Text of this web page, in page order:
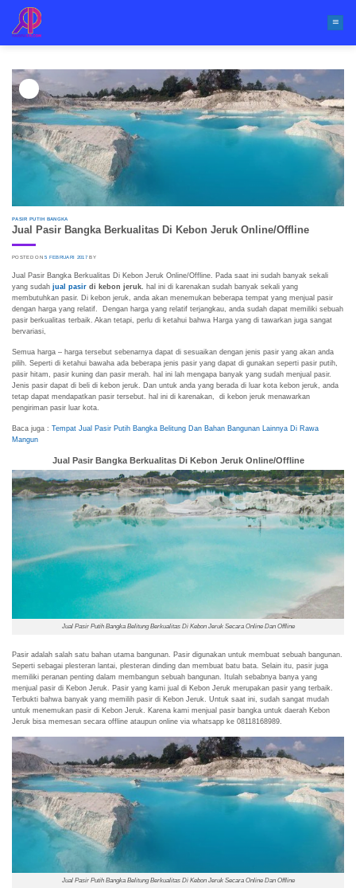
content
PASIR PUTIH BANGKA
Jual Pasir Bangka Berkualitas Di Kebon Jeruk Online/Offline
POSTED ON5 FEBRUARI 2017 BY
Jual Pasir Bangka Berkualitas Di Kebon Jeruk Online/Offline. Pada saat ini sudah banyak sekali
yang sudah jual pasir di kebon jeruk. hal ini di karenakan sudah banyak sekali yang
membutuhkan pasir. Di kebon jeruk, anda akan menemukan beberapa tempat yang menjual pasir
dengan harga yang relatif. Dengan harga yang relatif terjangkau, anda sudah dapat memiliki sebuah
pasir berkualitas terbaik. Akan tetapi, perlu di ketahui bahwa Harga yang di tawarkan juga sangat
bervariasi,
Semua harga – harga tersebut sebenarnya dapat di sesuaikan dengan jenis pasir yang akan anda
pilih. Seperti di ketahui bawaha ada beberapa jenis pasir yang dapat di gunakan seperti pasir putih,
pasir hitam, pasir kuning dan pasir merah. hal ini lah mengapa banyak yang sudah menjual pasir.
Jenis pasir dapat di beli di kebon jeruk. Dan untuk anda yang berada di luar kota kebon jeruk, anda
tetap dapat mendapatkan pasir tersebut. hal ini di karenakan, di kebon jeruk menawarkan
pengiriman pasir luar kota.
Baca juga : Tempat Jual Pasir Putih Bangka Belitung Dan Bahan Bangunan Lainnya Di Rawa
Mangun
Jual Pasir Bangka Berkualitas Di Kebon Jeruk Online/Offline
Jual Pasir Putih Bangka Belitung Berkualitas Di Kebon Jeruk Secara Online Dan Offline
Pasir adalah salah satu bahan utama bangunan. Pasir digunakan untuk membuat sebuah bangunan.
Seperti sebagai plesteran lantai, plesteran dinding dan membuat batu bata. Selain itu, pasir juga
memiliki peranan penting dalam membangun sebuah bangunan. Itulah sebabnya banya yang
menjual pasir di Kebon Jeruk. Pasir yang kami jual di Kebon Jeruk merupakan pasir yang terbaik.
Terbukti bahwa banyak yang memilih pasir di Kebon Jeruk. Untuk saat ini, sudah sangat mudah
untuk menemukan pasir di Kebon Jeruk. Karena kami menjual pasir bangka untuk daerah Kebon
Jeruk bisa memesan secara offline ataupun online via whatsapp ke 08118168989.
Jual Pasir Putih Bangka Belitung Berkualitas Di Kebon Jeruk Secara Online Dan Offline